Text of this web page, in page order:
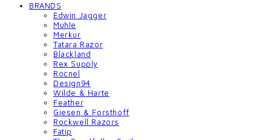
BRANDS
Edwin Jagger
Muhle
Merkur
Tatara Razor
Blackland
Rex Supply
Rocnel
Design94
Wilde & Harte
Feather
Giesen & Forsthoff
Rockwell Razors
Fatip